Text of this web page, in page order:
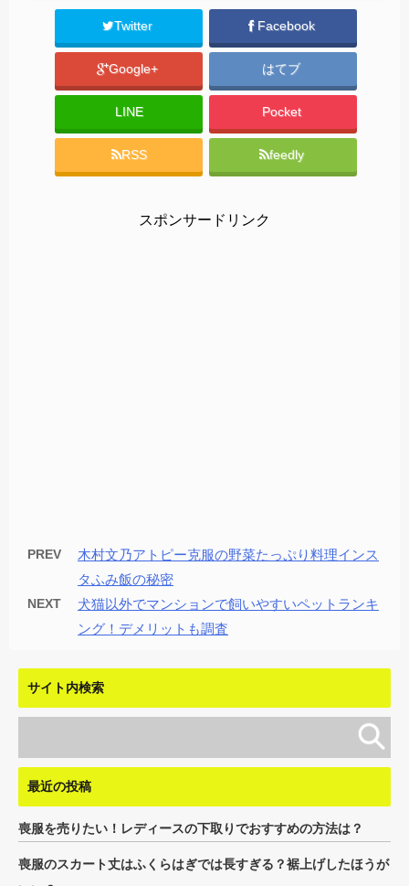
Twitter Facebook
Google+ はてブ
LINE Pocket
RSS feedly
スポンサードリンク
PREV
木村文乃アトピー克服の野菜たっぷり料理インス
タふみ飯の秘密
NEXT
犬猫以外でマンションで飼いやすいペットランキ
ング！デメリットも調査
サイト内検索
最近の投稿
喪服を売りたい！レディースの下取りでおすすめの方法は？
喪服のスカート丈はふくらはぎでは長すぎる？裾上げしたほうが